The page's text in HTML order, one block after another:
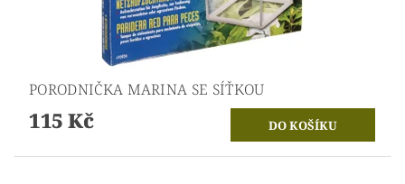
PORODNIČKA MARINA SE SÍŤKOU
115 Kč